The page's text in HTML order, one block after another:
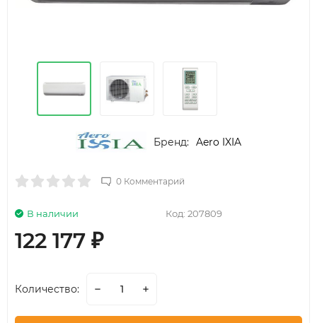
Бренд: Aero IXIA
0 Комментарий
Код: 207809
В наличии
122 177 ₽
Количество: